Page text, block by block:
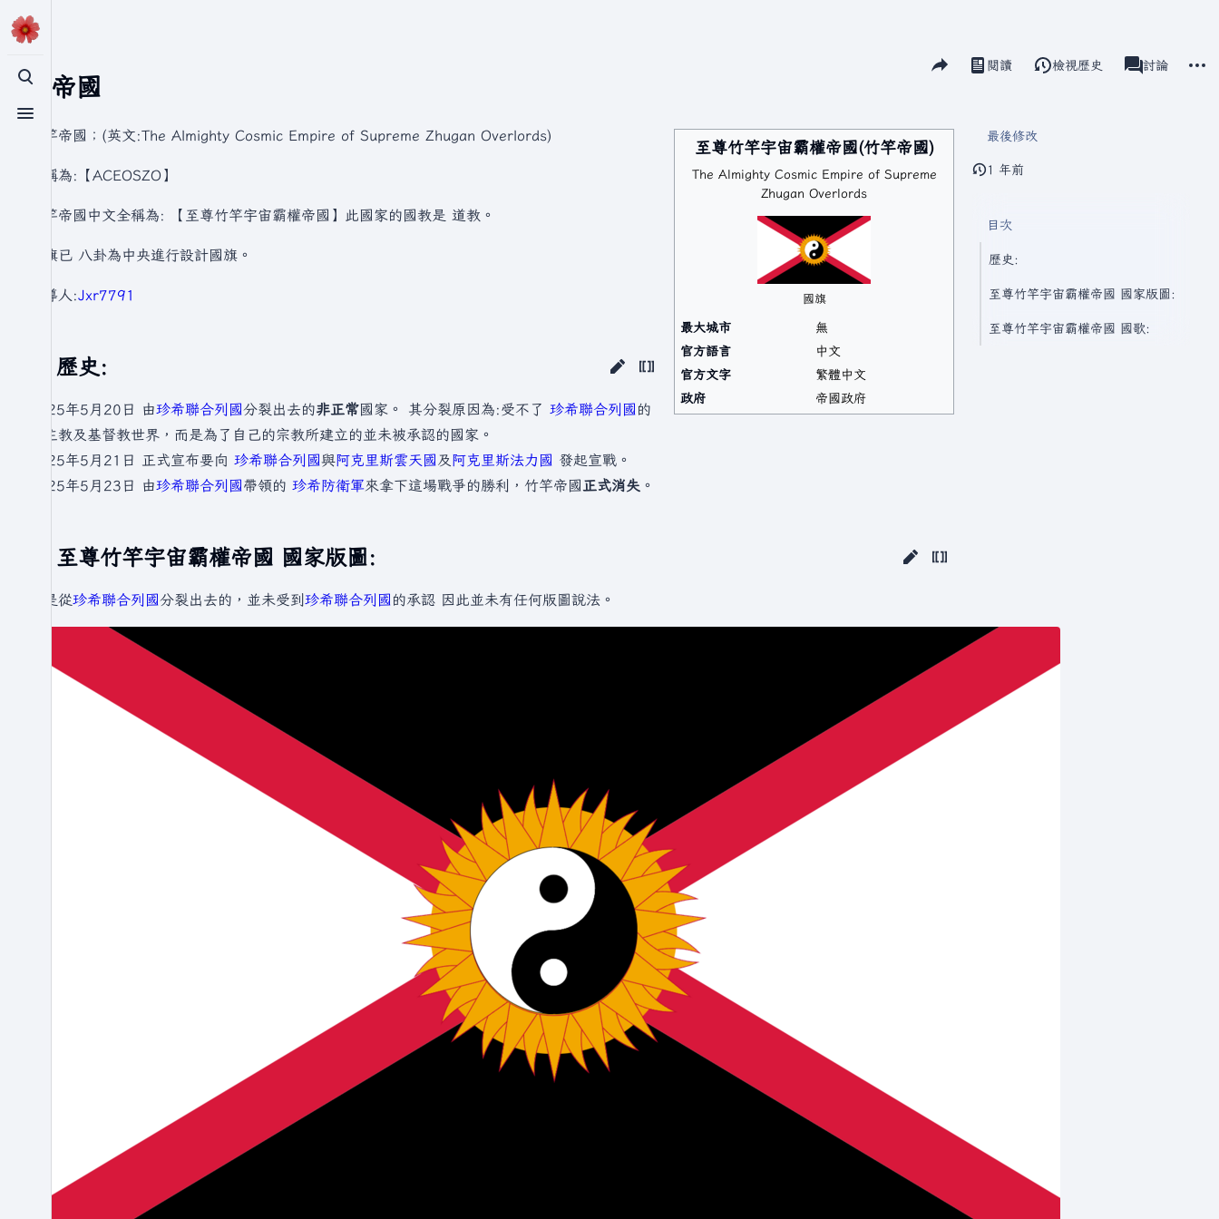
切換搜尋
切換選單
竹竿帝國
分享此頁面
視圖閱讀 檢視歷史 associated-
頁面
討論
至尊竹竿宇宙霸權帝國(竹竿帝國)
The Almighty Cosmic Empire of Supreme
Zhugan Overlords
國旗
最大城市
無
官方語言
中文
官方文字
繁體中文
政府
帝國政府
竹竿帝國；(英文:The Almighty Cosmic Empire of Supreme Zhugan Overlords)
簡稱為:【ACEOSZO】
竹竿帝國中文全稱為: 【至尊竹竿宇宙霸權帝國】此國家的國教是 道教。
國旗已 八卦為中央進行設計國旗。
領導人:Jxr7791
歷史:
2025年5月20日 由珍希聯合列國分裂出去的非正常國家。 其分裂原因為:受不了 珍希聯合列國 的
天主教及基督教世界，而是為了自己的宗教所建立的並未被承認的國家。
2025年5月21日 正式宣布要向 珍希聯合列國與阿克里斯雲天國及 阿克里斯法力國 發起宣戰。
2025年5月23日 由珍希聯合列國帶領的 珍希防衛軍來拿下這場戰爭的勝利，竹竿帝國 正式消失 。
至尊竹竿宇宙霸權帝國 國家版圖:
因是從珍希聯合列國分裂出去的，並未受到 珍希聯合列國 的承認 因此並未有任何版圖說法。
最後修改
1 年前
目次
歷史:
至尊竹竿宇宙霸權帝國 國家版圖:
至尊竹竿宇宙霸權帝國 國歌: